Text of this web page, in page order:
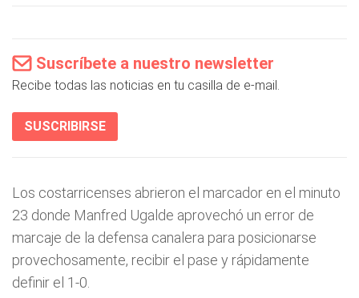
Suscríbete a nuestro newsletter
Recibe todas las noticias en tu casilla de e-mail.
SUSCRIBIRSE
Los costarricenses abrieron el marcador en el minuto
23 donde Manfred Ugalde aprovechó un error de
marcaje de la defensa canalera para posicionarse
provechosamente, recibir el pase y rápidamente
definir el 1-0.